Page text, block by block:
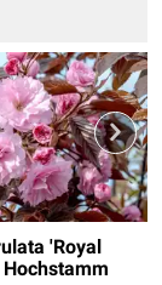
'Royal